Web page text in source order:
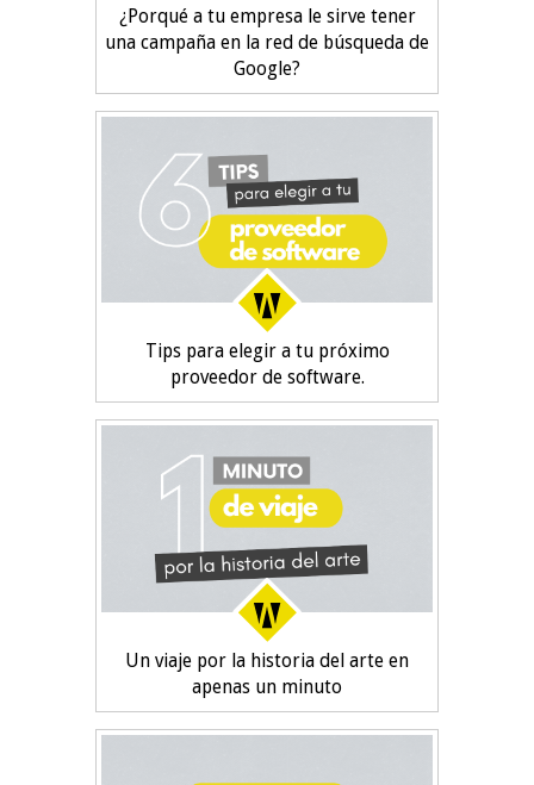
¿Porqué a tu empresa le sirve tener
una campaña en la red de búsqueda de
Google?
Tips para elegir a tu próximo
proveedor de software.
Un viaje por la historia del arte en
apenas un minuto